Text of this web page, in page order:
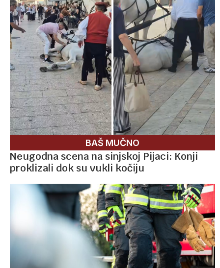
BAŠ MUČNO
Neugodna scena na sinjskoj Pijaci: Konji
proklizali dok su vukli kočiju